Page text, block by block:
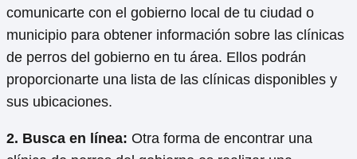
comunicarte con el gobierno local de tu ciudad o
municipio para obtener información sobre las clínicas
de perros del gobierno en tu área. Ellos podrán
proporcionarte una lista de las clínicas disponibles y
sus ubicaciones.
2. Busca en línea: Otra forma de encontrar una